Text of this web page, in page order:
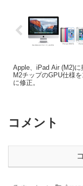
Apple、iPad Air (M2)に
M2チップのGPU仕様
に修正。
コメント